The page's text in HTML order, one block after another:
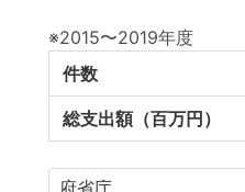
※2015〜2019年度
件数
総支出額（百万円）